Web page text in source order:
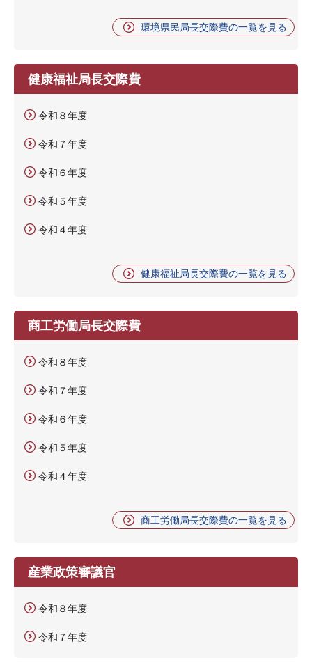
環境県民局長交際費の一覧を見る
健康福祉局長交際費
令和８年度
令和７年度
令和６年度
令和５年度
令和４年度
健康福祉局長交際費の一覧を見る
商工労働局長交際費
令和８年度
令和７年度
令和６年度
令和５年度
令和４年度
商工労働局長交際費の一覧を見る
産業政策審議官
令和８年度
令和７年度